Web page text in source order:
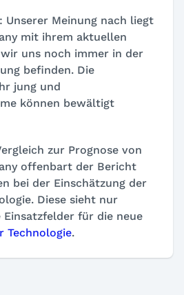
: Unserer Meinung nach liegt
mit ihrem aktuellen
uns noch immer in der
befinden. Die
jung und
können bewältigt
zur Prognose von
offenbart der Bericht
bei der Einschätzung der
Diese sieht nur
für die neue
Technologie.